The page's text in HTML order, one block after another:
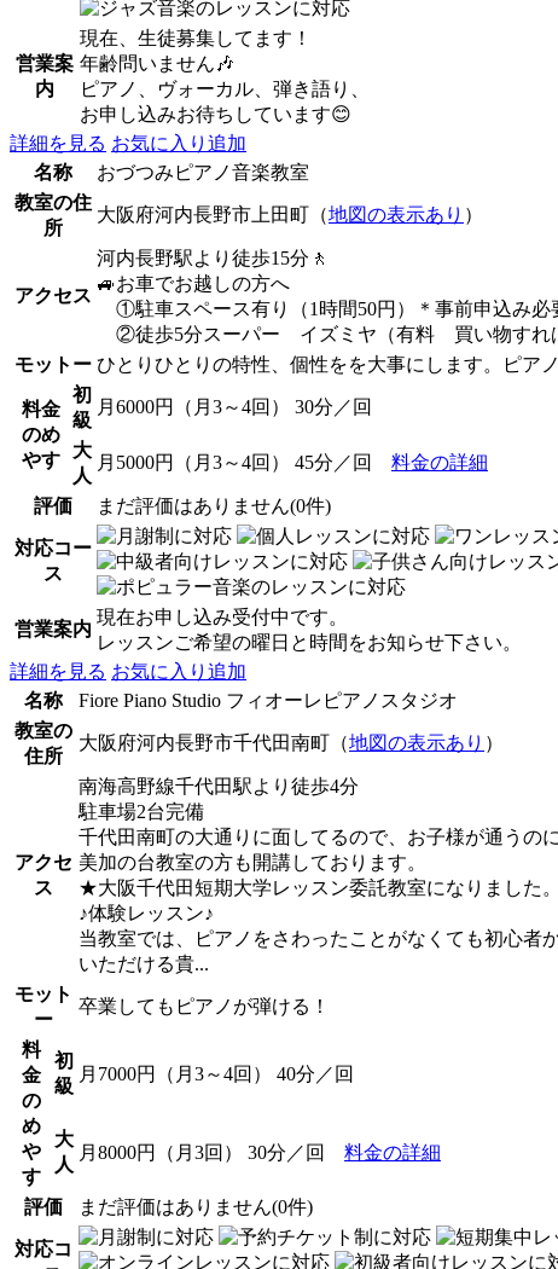
営業案
内
現在、生徒募集してます！
年齢問いません🎶
ピアノ、ヴォーカル、弾き語り、
お申し込みお待ちしています😊
詳細を見る お気に入り追加
名称
おづつみピアノ音楽教室
教室の住
所
大阪府河内長野市上田町（地図の表示あり ）
アクセス
河内長野駅より徒歩15分🚶
🚙お車でお越しの方へ
①駐車スペース有り（1時間50円）＊事前申込み必
②徒歩5分スーパー イズミヤ（有料 買い物すれば
モットー ひとりひとりの特性、個性をを大事にします。ピア
料金
のめ
やす
初
級
月6000円（月3～4回） 30分／回
大
人
月5000円（月3～4回） 45分／回 料金の詳細
評価 まだ評価はありません(0件)
対応コー
ス
営業案内
現在お申し込み受付中です。
レッスンご希望の曜日と時間をお知らせ下さい。
詳細を見る お気に入り追加
名称
Fiore Piano Studio フィオーレピアノスタジオ
教室の
住所
大阪府河内長野市千代田南町（地図の表示あり ）
アクセ
ス
南海高野線千代田駅より徒歩4分
駐車場2台完備
千代田南町の大通りに面してるので、お子様が通うの
美加の台教室の方も開講しております。
★大阪千代田短期大学レッスン委託教室になりました。
♪体験レッスン♪
当教室では、ピアノをさわったことがなくても初心者
いただける貴...
モット
ー
卒業してもピアノが弾ける！
料
金
の
め
や
す
初
級
月7000円（月3～4回） 40分／回
大
人
月8000円（月3回） 30分／回 料金の詳細
評価 まだ評価はありません(0件)
対応コ